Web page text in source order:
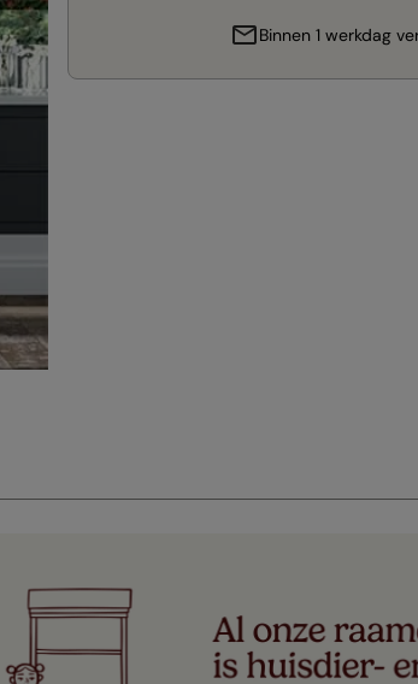
Binnen 1 werkdag